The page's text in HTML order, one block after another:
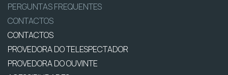
PERGUNTAS FREQUENTES
CONTACTOS
CONTACTOS
PROVEDORA DO TELESPECTADOR
PROVEDORA DO OUVINTE